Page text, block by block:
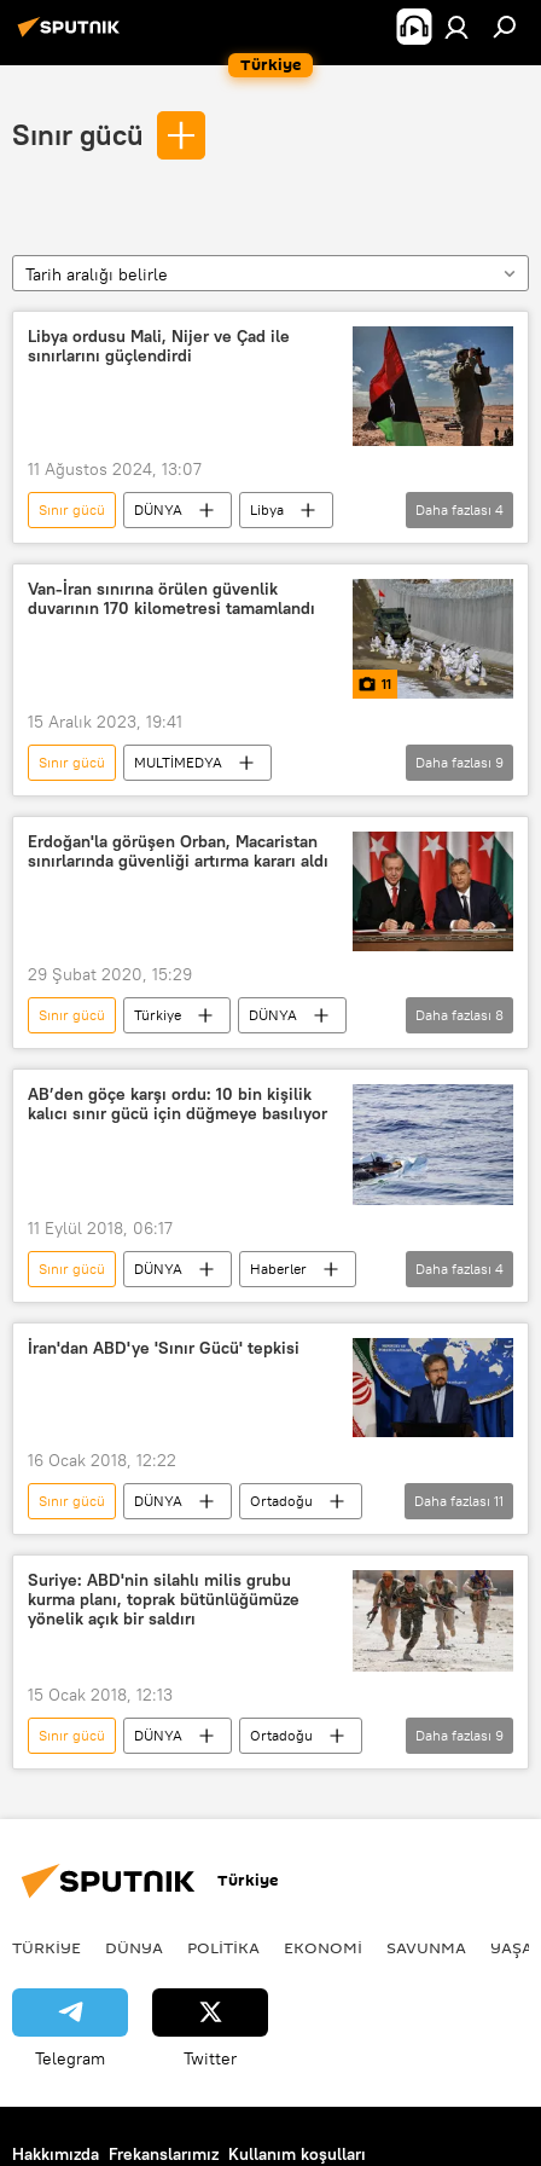
Türkiye
Sınır gücü
Tarih aralığı belirle
Libya ordusu Mali, Nijer ve Çad ile
sınırlarını güçlendirdi
11 Ağustos 2024, 13:07
Sınır gücü DÜNYA
Libya
Libya Ulusal Ordusu (LNA)
Libya Ulusal Ordusu
takviye kuvvet
takviye
Daha fazlası 4
Van-İran sınırına örülen güvenlik
duvarının 170 kilometresi tamamlandı
11
15 Aralık 2023, 19:41
Sınır gücü
MULTİMEDYA
FOTOĞRAF
İran
Van
Türkiye
Sınır
Sınır güvenliği
İnsansız Hava Aracı (İHA)
Daha fazlası 9
Erdoğan'la görüşen Orban, Macaristan
sınırlarında güvenliği artırma kararı aldı
29 Şubat 2020, 15:29
Sınır gücü Türkiye
DÜNYA
Haberler
Avrupa
Recep Tayyip Erdoğan
TÜRKİYE
Macaristan
Victor Orban
Daha fazlası 8
AB’den göçe karşı ordu: 10 bin kişilik
kalıcı sınır gücü için düğmeye basılıyor
11 Eylül 2018, 06:17
Sınır gücü DÜNYA
Haberler
TÜRKİYE
Suriye
Jean Claude Juncker
Avrupa
Daha fazlası 4
İran'dan ABD'ye 'Sınır Gücü' tepkisi
16 Ocak 2018, 12:22
Sınır gücü DÜNYA
Ortadoğu
SAVUNMA
Türkiye
Haberler
POLİTİKA
Rusya
ABD
Suriye
İran
Behram Kasımi
Daha fazlası 11
Suriye: ABD'nin silahlı milis grubu
kurma planı, toprak bütünlüğümüze
yönelik açık bir saldırı
15 Ocak 2018, 12:13
Sınır gücü DÜNYA
Ortadoğu
SAVUNMA
Haberler
Milis
Daha fazlası 9
Türkiye
TÜRKIYE DÜNYA POLİTİKA EKONOMİ SAVUNMA
Telegram Twitter
Hakkımızda Frekanslarımız Kullanım koşulları